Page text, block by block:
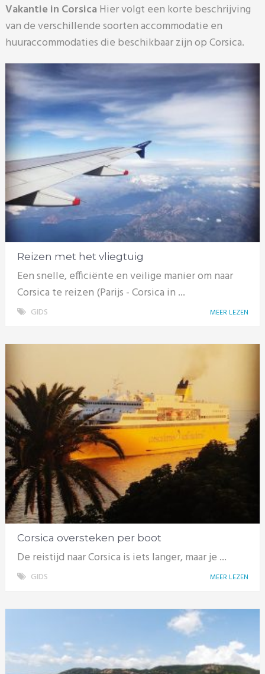
Vakantie in CorsicaHier volgt een korte beschrijving
van de verschillende soorten accommodatie en
huuraccommodaties die beschikbaar zijn op Corsica.
Reizen met het vliegtuig
Een snelle, efficiënte en veilige manier om naar
Corsica te reizen (Parijs - Corsica in ...
GIDS MEER LEZEN
Corsica oversteken per boot
De reistijd naar Corsica is iets langer, maar je ...
GIDS MEER LEZEN